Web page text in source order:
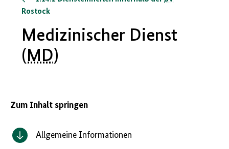
Rostock
Medizinischer Dienst
(MD)
Zum Inhalt springen
Allgemeine Informationen